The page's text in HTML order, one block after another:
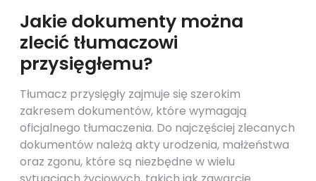
Jakie dokumenty można
zlecić tłumaczowi
przysięgłemu?
Tłumacz przysięgły zajmuje się szerokim
zakresem dokumentów, które wymagają
oficjalnego tłumaczenia. Do najczęściej zlecanych
dokumentów należą akty urodzenia, małżeństwa
oraz zgonu, które są niezbędne w wielu